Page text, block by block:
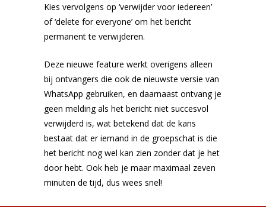
Kies vervolgens op ‘verwijder voor iedereen’
of ‘delete for everyone’ om het bericht
permanent te verwijderen.
Deze nieuwe feature werkt overigens alleen
bij ontvangers die ook de nieuwste versie van
WhatsApp gebruiken, en daarnaast ontvang je
geen melding als het bericht niet succesvol
verwijderd is, wat betekend dat de kans
bestaat dat er iemand in de groepschat is die
het bericht nog wel kan zien zonder dat je het
door hebt. Ook heb je maar maximaal zeven
minuten de tijd, dus wees snel!